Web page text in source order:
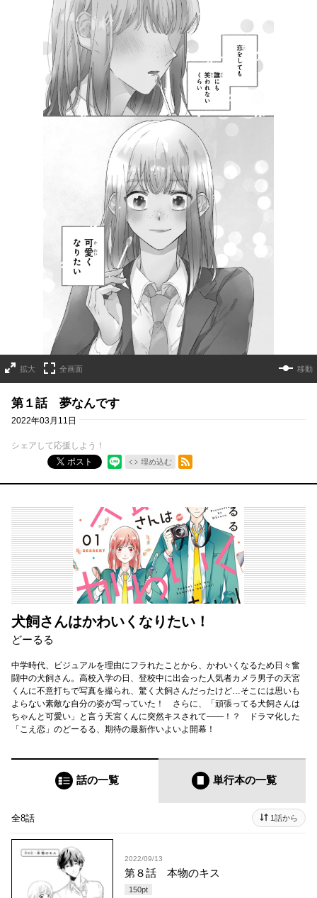
拡大 全画面 移動
第１話 夢なんです
2022年03月11日
シェアして応援しよう！
ポスト
埋め込む
RSSフィード
犬飼さんはかわいくなりたい！
どーるる
中学時代、ビジュアルを理由にフラれたことから、かわいくなるため日々奮
闘中の犬飼さん。高校入学の日、登校中に出会った人気者カメラ男子の天宮
くんに不意打ちで写真を撮られ、驚く犬飼さんだったけど…そこには思いも
よらない素敵な自分の姿が写っていた！ さらに、「頑張ってる犬飼さんは
ちゃんと可愛い」と言う天宮くんに突然キスされて――！？ ドラマ化した
「こえ恋」のどーるる、期待の最新作いよいよ開幕！
話の一覧 単行本の一覧
全8話 1話から
2022/09/13
第８話 本物のキス
150pt